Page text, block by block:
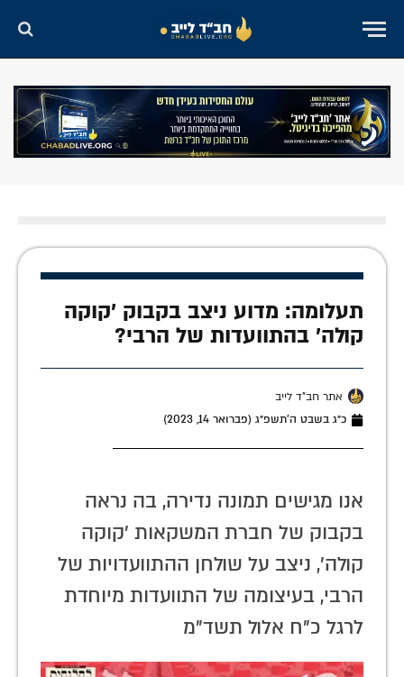
תעלומה: מדוע ניצב בקבוק 'קוקה
קולה' בהתוועדות של הרבי?
אתר חב"ד לייב
כ״ג בשבט ה׳תשפ״ג (פברואר 14, 2023)
אנו מגישים תמונה נדירה, בה נראה
בקבוק של חברת המשקאות 'קוקה
קולה', ניצב על שולחן ההתוועדויות של
הרבי, בעיצומה של התוועדות מיוחדת
לרגל כ"ח אלול תשד"מ